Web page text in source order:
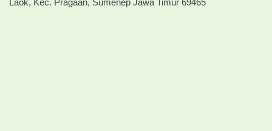
Laok, Kec. Pragaan, Sumenep Jawa Timur 69465